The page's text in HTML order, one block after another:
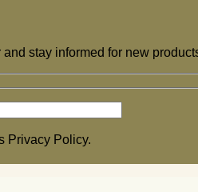
stay informed for new
Privacy Policy.